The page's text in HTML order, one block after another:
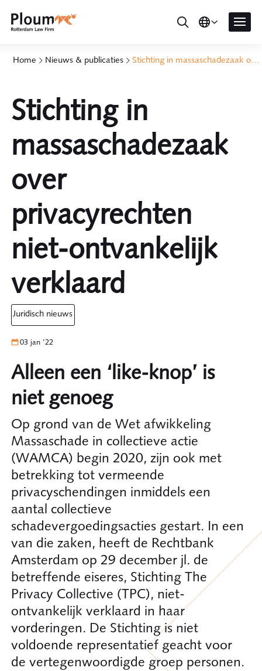
Home Nieuws & publicaties Stichting in massaschadezaak over privacyrechten niet-ontvankelijk verklaard
Stichting in
massaschadezaak
over
privacyrechten
niet-ontvankelijk
verklaard
juridisch nieuws
03 jan '22
Alleen een ‘like-knop’ is
niet genoeg
Op grond van de Wet afwikkeling
Massaschade in collectieve actie
(WAMCA) begin 2020, zijn ook met
betrekking tot vermeende
privacyschendingen inmiddels een
aantal collectieve
schadevergoedingsacties gestart. In een
van die zaken, heeft de Rechtbank
Amsterdam op 29 december jl. de
betreffende eiseres, Stichting The
Privacy Collective (TPC), niet-
ontvankelijk verklaard in haar
vorderingen. De Stichting is niet
voldoende representatief geacht voor
de vertegenwoordigde groep personen.